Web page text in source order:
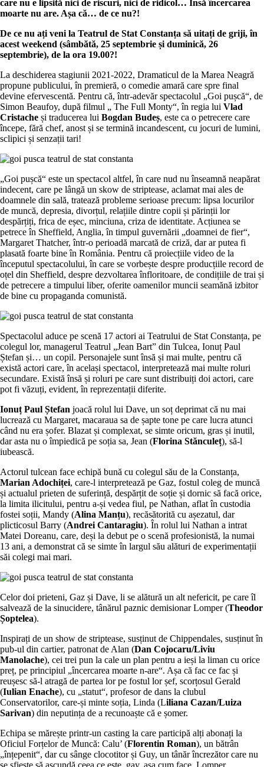
care nu e lipsită nici de riscuri, nici de ridicol… Însă încercarea
moarte nu are. Așa că… de ce nu?!
De ce nu ați veni la Teatrul de Stat Constanța să uitați de griji, în
acest weekend (sâmbătă, 25 septembrie și duminică, 26
septembrie), de la ora 19.00?!
La deschiderea stagiunii 2021-2022, Dramaticul de la Marea Neagră
propune publicului, în premieră, o comedie amară care spre final
devine efervescentă. Pentru că, într-adevăr spectacolul „Goi pușcă“, de
Simon Beaufoy, după filmul „ The Full Monty“, în regia lui Vlad
Cristache și traducerea lui Bogdan Budeș, este ca o petrecere care
începe, fără chef, anost și se termină incandescent, cu jocuri de lumini,
sclipici și senzații tari!
„Goi pușcă“ este un spectacol altfel, în care nud nu înseamnă neapărat
indecent, care pe lângă un skow de striptease, aclamat mai ales de
doamnele din sală, tratează probleme serioase precum: lipsa locurilor
de muncă, depresia, divorțul, relațiile dintre copii și părinții lor
despărțiți, frica de eșec, minciuna, criza de identitate. Acțiunea se
petrece în Sheffield, Anglia, în timpul guvernării „doamnei de fier“,
Margaret Thatcher, într-o perioadă marcată de criză, dar ar putea fi
plasată foarte bine în România. Pentru că proiecțiile video de la
începutul spectacolului, în care se vorbește despre producțiile record de
oțel din Sheffield, despre dezvoltarea înfloritoare, de condițiile de trai și
de petrecere a timpului liber, oferite oamenilor muncii seamănă izbitor
de bine cu propaganda comunistă.
Spectacolul aduce pe scenă 17 actori ai Teatrului de Stat Constanța, pe
colegul lor, managerul Teatrul „Jean Bart” din Tulcea, Ionuț Paul
Ștefan și… un copil. Personajele sunt însă și mai multe, pentru că
există actori care, în același spectacol, interpretează mai multe roluri
secundare. Există însă și roluri pe care sunt distribuiți doi actori, care
pot fi văzuți, evident, în reprezentații diferite.
Ionuț Paul Ștefan joacă rolul lui Dave, un soț deprimat că nu mai
lucrează cu Margaret, macaraua sa de șapte tone pe care lucra atunci
când nu era șofer. Blazat și complexat, se simte oricum, gras și inutil,
dar asta nu o împiedică pe soția sa, Jean (Florina Stănculeț), să-l
iubească.
Actorul tulcean face echipă bună cu colegul său de la Constanța,
Marian Adochiței, care-l interpretează pe Gaz, fostul coleg de muncă
și actualul prieten de suferință, despărțit de soție și dornic să facă orice,
la limita ilicitului, pentru a-și vedea fiul, pe Nathan, aflat în custodia
fostei soții, Mandy (Alina Manțu), recăsătorită cu așezatul, dar
plicticosul Barry (Andrei Cantaragiu). În rolul lui Nathan a intrat
Matei Doreanu, care, deși la debut pe o scenă profesionistă, la numai
13 ani, a demonstrat că se simte în largul său alături de experimentații
săi colegi mai mari.
Celor doi prieteni, Gaz și Dave, li se alătură un alt nefericit, pe care îl
salvează de la sinucidere, tânărul paznic demisionar Lomper (Theodor
Șoptelea).
Inspirați de un show de striptease, susținut de Chippendales, susținut în
pub-ul din cartier, patronat de Alan (Dan Cojocaru/Liviu
Manolache), cei trei pun la cale un plan pentru a ieși la liman cu orice
preț, pe principiul „încercarea moarte n-are“. Așa că fac ce fac și
reușesc să-l atragă de partea lor pe fostul lor șef, scorțosul Gerald
(Iulian Enache), cu „statut“, profesor de dans la clubul
Conservatorilor, care-și minte soția, Linda (Liliana Cazan/Luiza
Sarivan) din neputința de a recunoaște că e șomer.
Echipa se mărește printr-un casting la care participă alți abonați la
Oficiul Forțelor de Muncă: Calu’ (Florentin Roman), un bătrân
„înțepenit“, dar cu sânge clocotitor și Guy, un tânăr încrezător care nu
se sfiește să ascundă ceea ce este, gay, așa cum face, Lomper.